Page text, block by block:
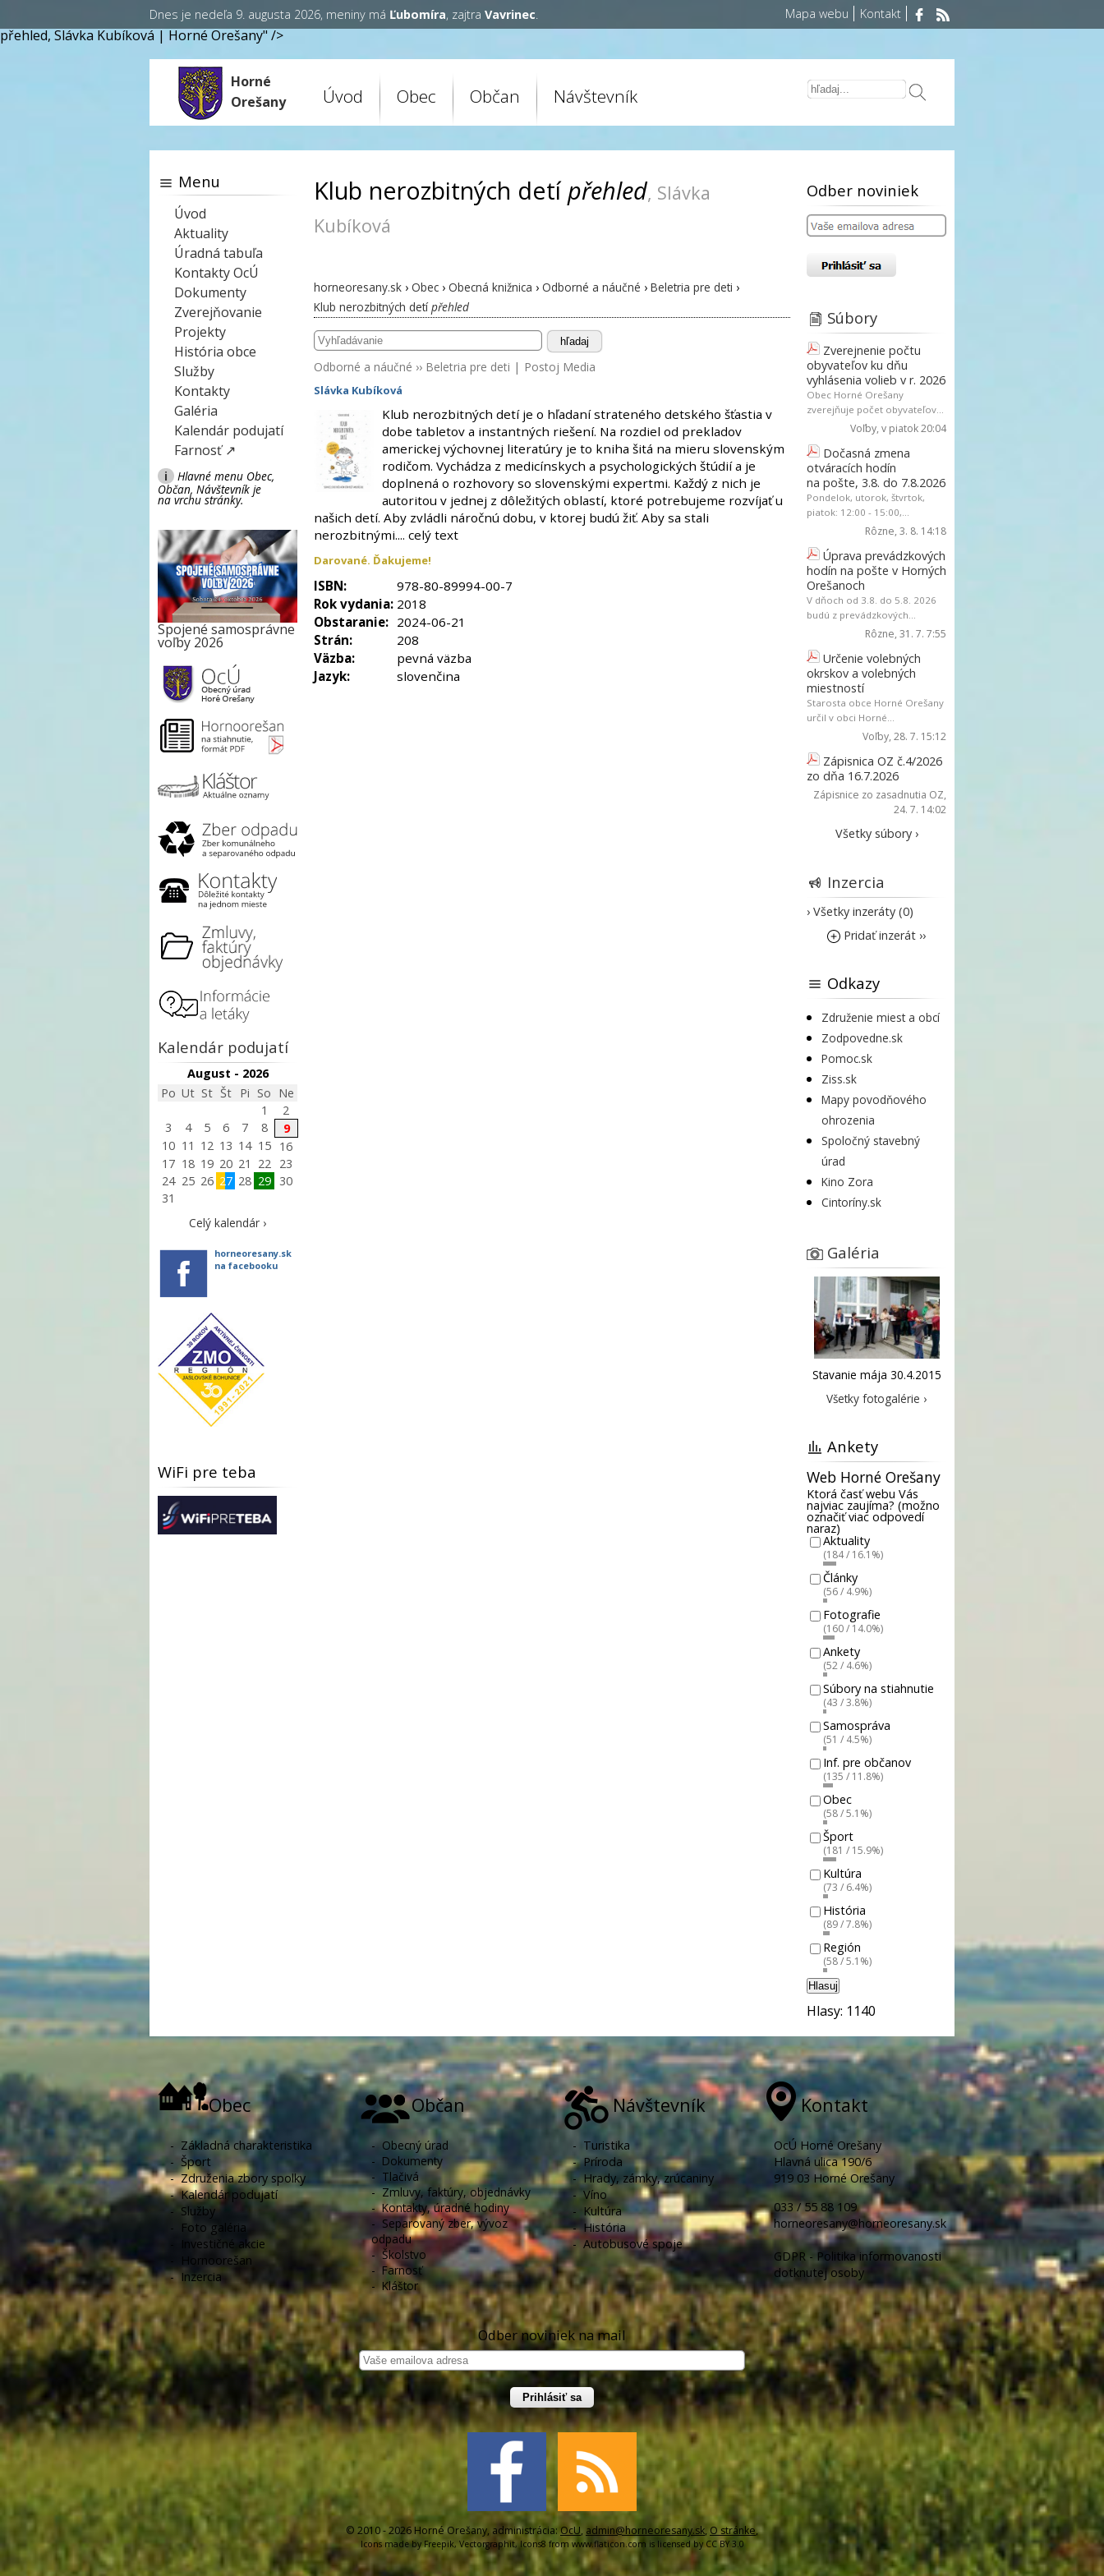
přehled, Slávka Kubíková | Horné Orešany" />
Dnes je nedeľa 9. augusta 2026, meniny má Ľubomíra, zajtra Vavrinec. Mapa webu Kontakt
Horné
Orešany
Úvod Obec Občan Návštevník
Klub nerozbitných detí přehled, Slávka
Kubíková
horneoresany.sk › Obec › Obecná knižnica › Odborné a náučné › Beletria pre deti ›
Klub nerozbitných detípřehled
hľadaj
Odborné a náučné ›› Beletria pre deti | Postoj Media
Slávka Kubíková
Klub nerozbitných detí je o hľadaní strateného detského šťastia v
dobe tabletov a instantných riešení. Na rozdiel od prekladov
americkej výchovnej literatúry je to kniha šitá na mieru slovenským
rodičom. Vychádza z medicínskych a psychologických štúdií a je
doplnená o rozhovory so slovenskými expertmi. Každý z nich je
autoritou v jednej z dôležitých oblastí, ktoré potrebujeme rozvíjať u
našich detí. Aby zvládli náročnú dobu, v ktorej budú žiť. Aby sa stali
nerozbitnými.... celý text
Darované. Ďakujeme!
ISBN:
978-80-89994-00-7
Rok vydania: 2018
Obstaranie: 2024-06-21
Strán:
208
Väzba:
pevná väzba
Jazyk:
slovenčina
Menu
Úvod
Aktuality
Úradná tabuľa
Kontakty OcÚ
Dokumenty
Zverejňovanie
Projekty
História obce
Služby
Kontakty
Galéria
Kalendár podujatí
Farnosť ↗
i
Hlavné menu Obec,
Občan, Návštevník je
na vrchu stránky.
Spojené samosprávne
voľby 2026
Kalendár podujatí
August - 2026
Po Ut St Št Pi So Ne
1
2
3
4 5 6 7 8
9
10 11 12 13 14 15
16
17 18 19 20 21 22
23
24 25 26 27 28 29
30
31
Celý kalendár ›
horneoresany.sk
na facebooku
WiFi pre teba
Odber noviniek
Súbory
Zverejnenie počtu
obyvateľov ku dňu
vyhlásenia volieb v r. 2026
Obec Horné Orešany
zverejňuje počet obyvateľov...
Voľby, v piatok 20:04
Dočasná zmena
otváracích hodín
na pošte, 3.8. do 7.8.2026
Pondelok, utorok, štvrtok,
piatok: 12:00 - 15:00,...
Rôzne, 3. 8. 14:18
Úprava prevádzkových
hodín na pošte v Horných
Orešanoch
V dňoch od 3.8. do 5.8. 2026
budú z prevádzkových...
Rôzne, 31. 7. 7:55
Určenie volebných
okrskov a volebných
miestností
Starosta obce Horné Orešany
určil v obci Horné...
Voľby, 28. 7. 15:12
Zápisnica OZ č.4/2026
zo dňa 16.7.2026
Zápisnice zo zasadnutia OZ,
24. 7. 14:02
Všetky súbory ›
Inzercia
› Všetky inzeráty (0)
Pridať inzerát ››
Odkazy
Združenie miest a obcí
Zodpovedne.sk
Pomoc.sk
Ziss.sk
Mapy povodňového
ohrozenia
Spoločný stavebný
úrad
Kino Zora
Cintoríny.sk
Galéria
Stavanie mája 30.4.2015
Všetky fotogalérie ›
Ankety
Web Horné Orešany
Ktorá časť webu Vás
najviac zaujíma? (možno
označiť viac odpovedí
naraz)
Aktuality
(184 / 16.1%)
Články
(56 / 4.9%)
Fotografie
(160 / 14.0%)
Ankety
(52 / 4.6%)
Súbory na stiahnutie
(43 / 3.8%)
Samospráva
(51 / 4.5%)
Inf. pre občanov
(135 / 11.8%)
Obec
(58 / 5.1%)
Šport
(181 / 15.9%)
Kultúra
(73 / 6.4%)
História
(89 / 7.8%)
Región
(58 / 5.1%)
Hlasuj
Hlasy: 1140
Obec
- Základná charakteristika
- Šport
-Združenia zbory spolky
-Kalendár podujatí
- Služby
- Foto galéria
-
Investičné akcie
Hornoorešan
-Inzercia
Občan
- Obecný úrad
- Dokumenty
- Tlačivá
-Zmluvy, faktúry, objednávky
-Kontakty, úradné hodiny
- Separovaný zber, vývoz
odpadu
- Školstvo
-Farnosť
-Kláštor
Návštevník
- Turistika
-Príroda
-Hrady, zámky, zrúcaniny
- Víno
- Kultúra
-História
-Autobusové spoje
Kontakt
OcÚ Horné Orešany
Hlavná ulica 190/6
919 03 Horné Orešany
033 / 55 88 109
horneoresany@horneoresany.sk
GDPR - Politika informovanosti
dotknutej osoby
Odber noviniek na mail
Prihlásiť sa
© 2010 - 2026 Horné Orešany, administrácia: OcU, admin@horneoresany.sk, O stránke,
Icons made byFreepik, Vectorgraphit, Icons8 from www.flaticon.com is licensed by CC BY 3.0